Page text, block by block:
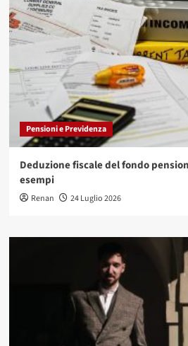
Pensioni e Previdenza
Deduzione fiscale del fondo
esempi
Renan 24 Luglio 2026